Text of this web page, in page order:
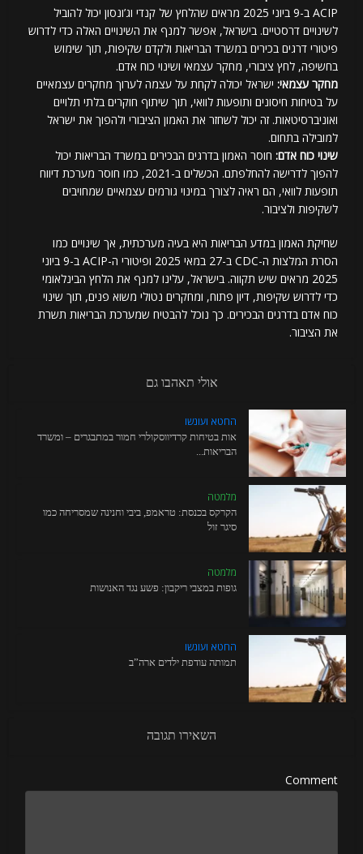
ACIP ב-9 ביוני 2025 מראים שהלחץ של קנדי וג’ונסון יכול להוביל
לשינויים דרסטיים. בישראל, אפשר למנף את השינויים האלה כדי לדרוש
פיטורי דרגים בכירים במשרד הבריאות ולקדם שקיפות, תוך שימוש
בחשיפה, לחץ ציבורי, מחקר עצמאי ושינוי כוח אדם.
מחקר עצמאי: ישראל יכולה לקחת על עצמה לערוך מחקרים עצמאיים
על בטיחות חיסונים ותופעות לוואי, תוך שיתוף חוקרים בלתי תלויים
ואוניברסיטאות. זה יכול לשחזר את האמון הציבורי ולהפוך את ישראל
למובילה בתחום.
שינוי כוח אדם: חוסר האמון בדרגים הבכירים במשרד הבריאות יכול
להפוך לדרישה להחלפתם. הכשלים ב-2021, כמו חוסר מערכת דיווח
תופעות לוואי, הם ראיה לצורך במינוי גורמים עצמאיים שמחויבים
לשקיפות ולציבור.
שחיקת האמון במדע הבריאות היא בעיה מערכתית, אך שינויים כמו
הסרת המלצות ה-CDC ב-27 במאי 2025 ופיטורי ה-ACIP ב-9 ביוני
2025 מראים שיש תקווה. בישראל, עלינו למנף את הלחץ הבינלאומי
כדי לדרוש שקיפות, דיון פתוח, ומחקרים נטולי משוא פנים, תוך שינוי
כוח אדם בדרגים הבכירים. כך נוכל להבטיח שמערכת הבריאות תשרת
את הציבור.
אולי תאהבו גם
החטא ועונשו
אות בטיחות קרדיווסקולרי חמור במתבגרים – ומשרד
הבריאות...
מלמטה
הקרקס בכנסת: טראמפ, ביבי וחנינה שמסריחה כמו
סיגר זול
מלמטה
גופות במצבי ריקבון: פשע נגד האנושות
החטא ועונשו
תמותה עודפת ילדים ארה”ב
השאירו תגובה
Comment